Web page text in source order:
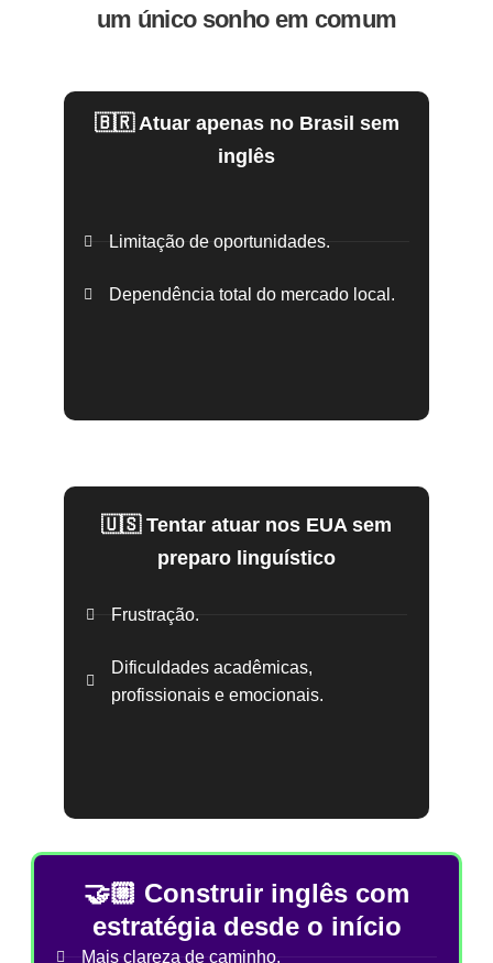
um único sonho em comum
🇧🇷 Atuar apenas no Brasil sem
inglês
Limitação de oportunidades.
Dependência total do mercado local.
🇺🇸 Tentar atuar nos EUA sem
preparo linguístico
Frustração.
Dificuldades acadêmicas,
profissionais e emocionais.
🤝🏼 Construir inglês com
estratégia desde o início
Mais clareza de caminho.